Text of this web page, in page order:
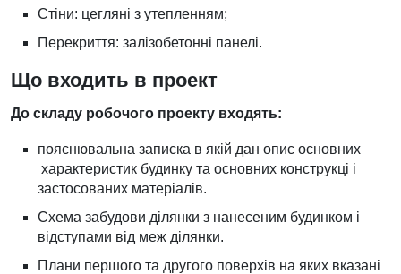
Стіни: цегляні з утепленням;
Перекриття: залізобетонні панелі.
Що входить в проект
До складу робочого проекту входять:
пояснювальна записка в якій дан опис основних
характеристик будинку та основних конструкці і
застосованих матеріалів.
Схема забудови ділянки з нанесеним будинком і
відступами від меж ділянки.
Плани першого та другого поверхів на яких вказані